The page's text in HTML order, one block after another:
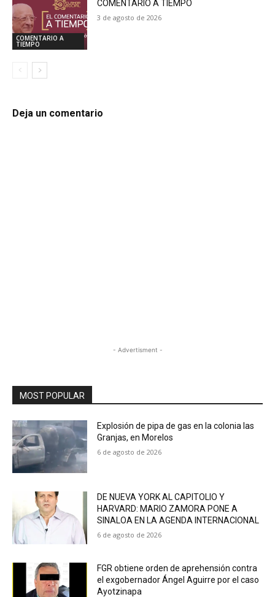
COMENTARIO A
TIEMPO
COMENTARIO A TIEMPO
3 de agosto de 2026
Deja un comentario
- Advertisment -
MOST POPULAR
Explosión de pipa de gas en la colonia las
Granjas, en Morelos
6 de agosto de 2026
DE NUEVA YORK AL CAPITOLIO Y
HARVARD: MARIO ZAMORA PONE A
SINALOA EN LA AGENDA INTERNACIONAL
6 de agosto de 2026
FGR obtiene orden de aprehensión contra
el exgobernador Ángel Aguirre por el caso
Ayotzinapa